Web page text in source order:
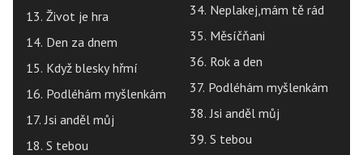
13. Život je hra
14. Den za dnem
15. Když blesky hřmí
16. Podléhám myšlenkám
17. Jsi anděl můj
18. S tebou
34. Neplakej,mám tě rád
35. Měsíčňani
36. Rok a den
37. Podléhám myšlenkám
38. Jsi anděl můj
39. S tebou